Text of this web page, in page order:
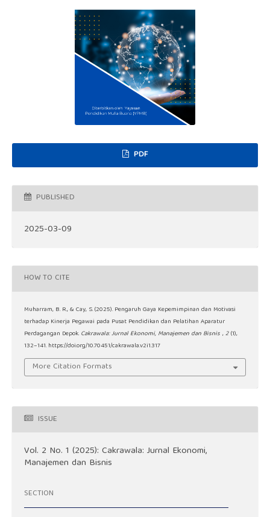
PDF
PUBLISHED
2025-03-09
HOW TO CITE
Muharram, B. R., & Cay, S. (2025). Pengaruh Gaya Kepemimpinan dan Motivasi
terhadap Kinerja Pegawai pada Pusat Pendidikan dan Pelatihan Aparatur
Perdagangan Depok. Cakrawala: Jurnal Ekonomi, Manajemen dan Bisnis ,2 (1),
132–141. https://doi.org/10.70451/cakrawala.v2i1.317
More Citation Formats
ISSUE
Vol. 2 No. 1 (2025): Cakrawala: Jurnal Ekonomi,
Manajemen dan Bisnis
SECTION